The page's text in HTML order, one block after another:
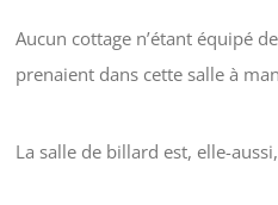
Aucun cottage n’étant équipé
prenaient dans cette salle à
La salle de billard est, elle-